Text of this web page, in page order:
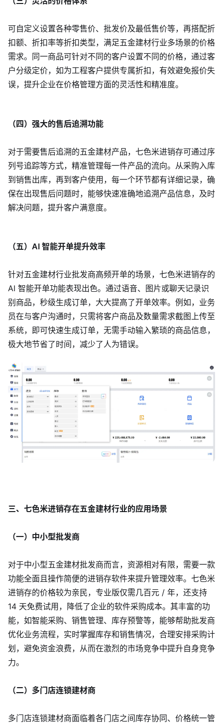
可自定义设置各种零售价、批发价及最低售价等，再搭配折
扣额、折扣率等折扣类型，满足五金建材行业多场景的价格
需求。同一商品可针对不同的客户设置不同的价格，通过客
户分级定价，如为工程客户提供专属折扣，有效避免报价失
误，提升企业在价格管理方面的灵活性和精准度。
（四）强大的售后追溯功能
对于需要售后追溯的五金建材产品，七色米进销存可通过序
列号追踪等方式，精准管理每一件产品的流向。从采购入库
到销售出库，再到客户使用，每一个环节都有详细记录，确
保在出现售后问题时，能够快速准确地追溯产品信息，及时
解决问题，提升客户满意度。
（五）AI 智能开单提升效率
针对五金建材行业批发商高频开单的场景，七色米进销存的
AI 智能开单功能表现出色。通过语音、图片或聊天记录识
别商品，秒级生成订单，大大提高了开单效率。例如，业务
员在与客户沟通时，只需将客户商品及数量需求截图上传至
系统，即可快速生成订单，无需手动输入繁琐的商品信息，
极大地节省了时间，减少了人为错误。
三、七色米进销存在五金建材行业的应用场景
（一）中小型批发商
对于中小型五金建材批发商而言，资源相对有限，需要一款
功能全面且操作简便的进销存软件来提升管理效率。七色米
进销存的价格较为亲民，专业版仅需几百元 / 年，还支持
14 天免费试用，降低了企业的软件采购成本。其丰富的功
能，如智能采购、销售管理、库存预警等，能够帮助批发商
优化业务流程，实时掌握库存和销售情况，合理安排采购计
划，避免资金浪费，从而在激烈的市场竞争中提升自身竞争
力。
（二）多门店连锁建材商
多门店连锁建材商面临着各门店之间库存协同、价格统一管